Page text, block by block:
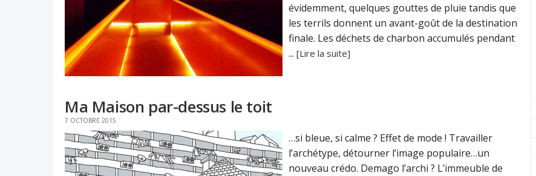
évidemment, quelques gouttes de pluie tandis que
les terrils donnent un avant-goût de la destination
finale. Les déchets de charbon accumulés pendant
... [Lire la suite]
Ma Maison par-dessus le toit
7 OCTOBRE 2015
…si bleue, si calme ? Effet de mode ! Travailler
l’archétype, détourner l’image populaire…un
nouveau crédo. Demago l’archi ? L’immeuble de